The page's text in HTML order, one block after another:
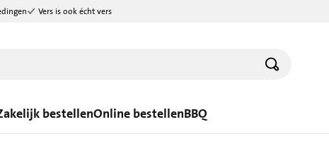
Vers is ook écht vers
bestellenOnline bestellenBBQ